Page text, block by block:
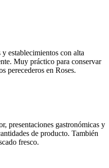
establecimientos con alta
Muy práctico para conservar
perecederos en Roses.
presentaciones gastronómicas y
de producto. También
fresco.